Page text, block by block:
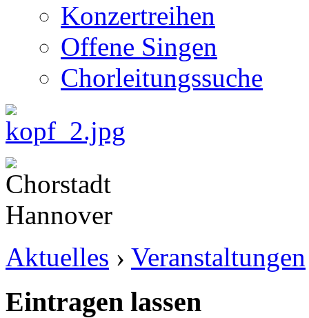
Konzertreihen
Offene Singen
Chorleitungssuche
Aktuelles › Veranstaltungen
Eintragen lassen